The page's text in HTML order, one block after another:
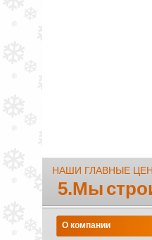
НАШИ ГЛАВНЫЕ
5.Мы
О компании